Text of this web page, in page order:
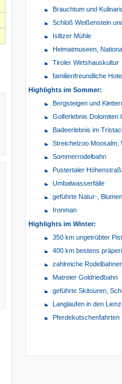
Brauchtum und
Schloß Weißenstein
Islitzer Mühle
Heimatmuseen,
Tiroler Wirtshauskultur
familienfreundliche
Highlights im Sommer:
Bergsteigen und
Golferlebnis Dolomiten
Badeerlebnis im
Streichelzoo Moosalm,
Sommerrodelbahn
Pustertaler
Umbalwasserfälle
geführte Natur-,
Ironman
Highlights im Winter:
350 km ungetrübter
400 km bestens
zahlreiche
Matreier Goldriedbahn
geführte Skitouren,
Langlaufen in den
Pferdekutschenfahrten